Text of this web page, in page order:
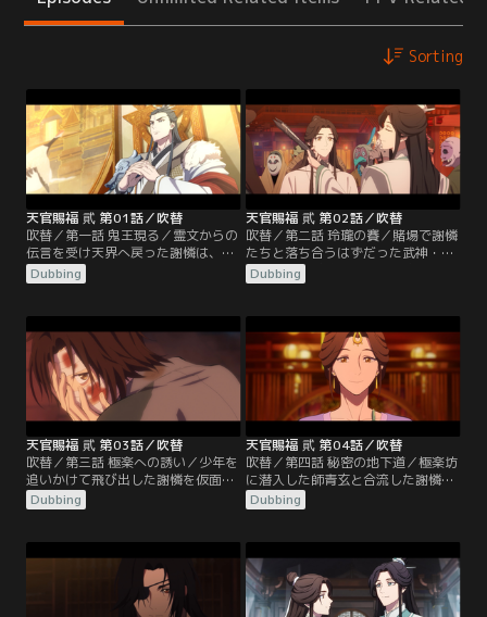
Sorting
天官賜福 貮 第01話／吹替
吹替／第一話 鬼王現る／霊文からの
伝言を受け天界へ戻った謝憐は、半
月関での一件について帝君・君吾に
呼び出される。行方不明の神官が救
は、風師・師青玄と共に鬼界へ調査
に行くことに…。鬼市に潜入した謝
憐が一際賑わっている賭場に入る
と、帳の奥に紅衣の人影があること
に気づく。
Dubbing
天官賜福 貮 第02話／吹替
吹替／第二話 玲瓏の賽／賭場で謝憐
たちと落ち合うはずだった武神・郎
千秋だが、博徒のあまりの醜態に腹
を立て騒ぎを起こしてしまう。城主
ず、逆に身動きを封じられてしまっ
た郎千秋。道友を助けるべく賭博に
参加することになった謝憐は、花城
と一対一の勝負をすることになる
Dubbing
天官賜福 貮 第03話／吹替
吹替／第三話 極楽への誘い／少年を
追いかけて飛び出した謝憐を仮面の
男が導き、花城の御殿へと案内す
る。華美な建築と圧巻の武器庫に魅
て包帯の少年と再会した謝憐は、そ
の姿にいつか見たある少年の面影を
Dubbing
天官賜福 貮 第04話／吹替
吹替／第四話 秘密の地下道／極楽坊
に潜入した師青玄と合流した謝憐
は、花城の居ぬ間に例の扉へと向か
う。賽の目次第で様々な空間に通じ
地下牢に辿り着くと、そこには行方
不明となった神官の姿があった…。
Dubbing